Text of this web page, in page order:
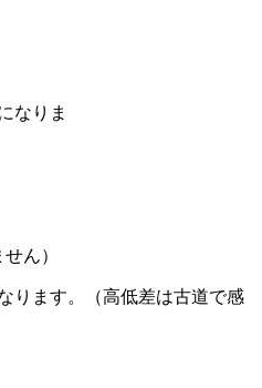
りま
ん）
ります。（高低差は古道で感